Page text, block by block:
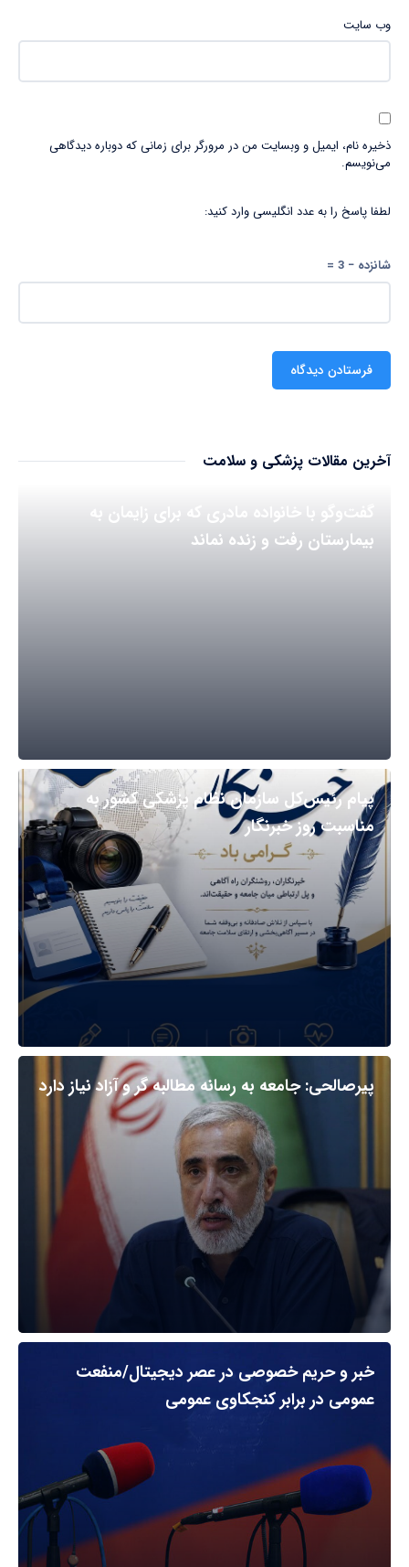
وب‌ سایت
ذخیره نام، ایمیل و وبسایت من در مرورگر برای زمانی که دوباره دیدگاهی
می‌نویسم.
لطفا پاسخ را به عدد انگلیسی وارد کنید:
شانزده − 3 =
آخرین مقالات پزشکی و سلامت
گفت‌وگو با خانواده مادری که برای زایمان به
بیمارستان رفت و زنده نماند
پیام رئیس‌کل سازمان نظام پزشکی کشور به
مناسبت روز خبرنگار
پیرصالحی: جامعه به رسانه مطالبه گر و آزاد نیاز دارد
خبر و حریم خصوصی در عصر دیجیتال/منفعت
عمومی در برابر کنجکاوی عمومی